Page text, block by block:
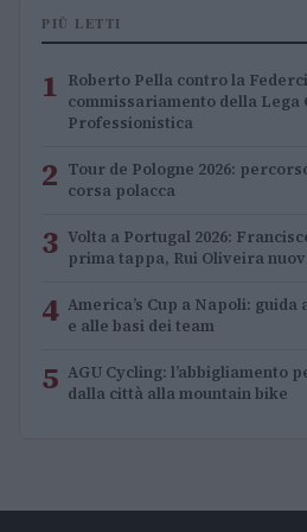
PIÙ LETTI
1 Roberto Pella contro la
commissariamento della Lega
Professionistica
2 Tour de Pologne 2026:
corsa polacca
3 Volta a Portugal 2026:
prima tappa, Rui Oliveira
4 America’s Cup a Napoli:
e alle basi dei team
5 AGU Cycling: l’abbigliamento
dalla città alla mountain bike